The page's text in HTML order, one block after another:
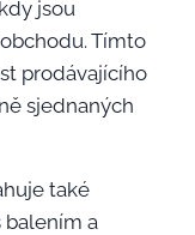
jsou
Tímto
prodávajícího
sjednaných
také
balením a